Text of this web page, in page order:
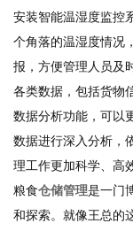
安装智能温湿度监控
个角落的温湿度情况
报，方便管理人员及
各类数据，包括货物
数据分析功能，可以
数据进行深入分析，
理工作更加科学、高
粮食仓储管理是一门
和探索。就像王总的